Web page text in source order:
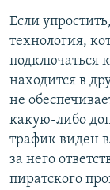
Если
технология,
подключаться
находится в
не
какую-либо
трафик виден
за него
пиратского